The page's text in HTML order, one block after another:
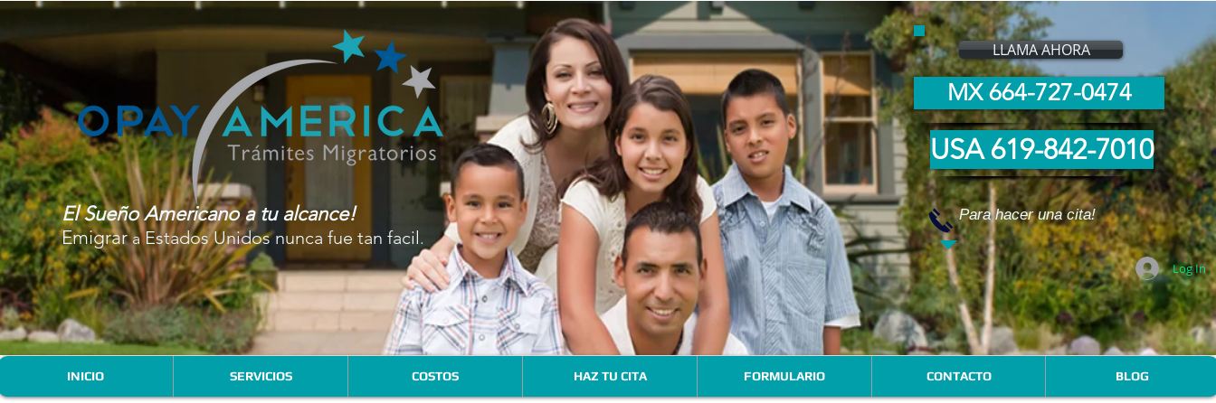
El Sueño Americano a tu alcance!
EmigraraEstados Unidos nunca fue tan facil.
LLAMA AHORA
MX 664-727-0474
USA 619-842-7010
Para hacer una cita!
Log In
INICIO SERVICIOS COSTOS HAZ TU CITA FORMULARIO CONTACTO BLOG